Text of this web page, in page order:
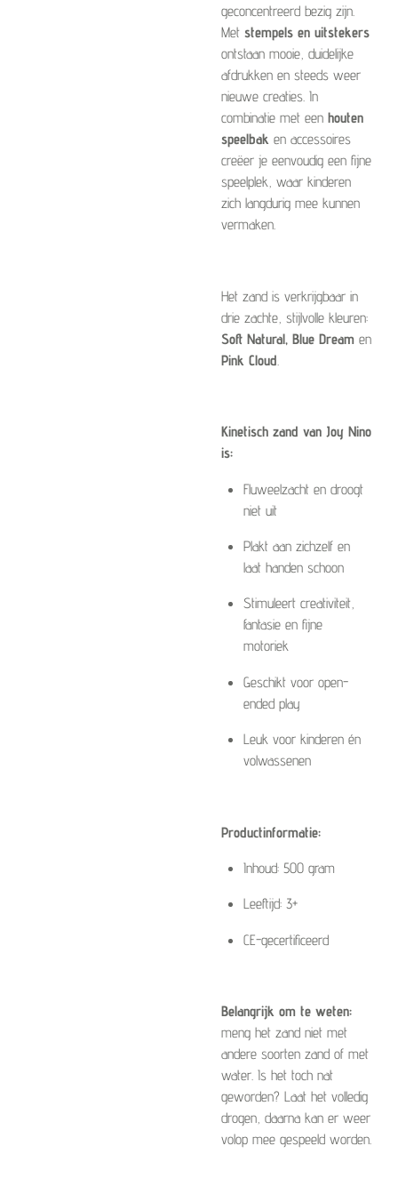
geconcentreerd bezig zijn.
Met stempels en uitstekers
ontstaan mooie, duidelijke
afdrukken en steeds weer
nieuwe creaties. In
combinatie met een houten
speelbak en accessoires
creëer je eenvoudig een fijne
speelplek, waar kinderen
zich langdurig mee kunnen
vermaken.
Het zand is verkrijgbaar in
drie zachte, stijlvolle kleuren:
Soft Natural, Blue Dream en
Pink Cloud
Kinetisch zand van Joy Nino
is:
Fluweelzacht en droogt
niet uit
Plakt aan zichzelf en
laat handen schoon
Stimuleert creativiteit,
fantasie en fijne
motoriek
Geschikt voor open-
ended play
Leuk voor kinderen én
volwassenen
Productinformatie:
Inhoud: 500 gram
Leeftijd: 3+
CE-gecertificeerd
Belangrijk om te weten:
meng het zand niet met
andere soorten zand of met
water. Is het toch nat
geworden? Laat het volledig
drogen, daarna kan er weer
volop mee gespeeld worden.